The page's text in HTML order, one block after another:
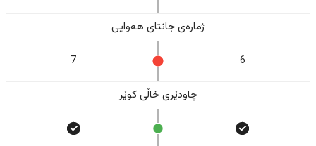
ژمارەی جانتای هەوایی
6
7
چاودێری خاڵی کوێر